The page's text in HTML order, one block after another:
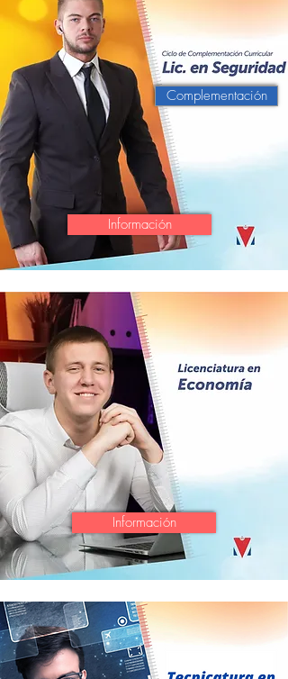
Complementación
Información
Información